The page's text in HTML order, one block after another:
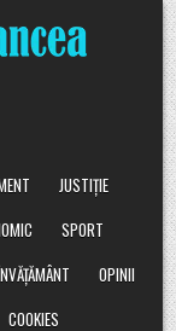
JUSTIȚIE
SPORT
OPINII
COOKIES